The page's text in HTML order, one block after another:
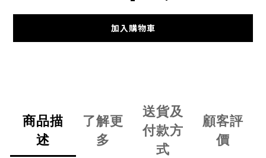
加入購物車
商品描
述
了解更
多
送貨及
付款方
式
顧客評
價